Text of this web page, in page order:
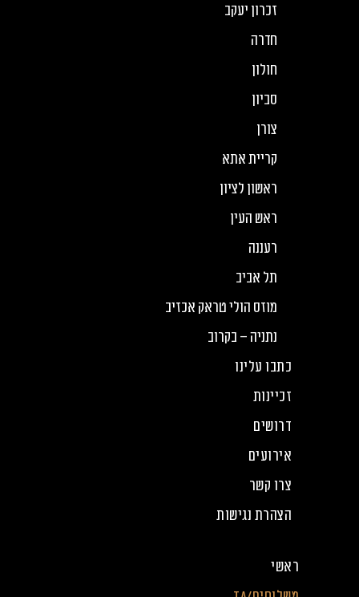
זכרון יעקב
חדרה
חולון
סביון
צורן
קריית אתא
ראשון לציון
ראש העין
רעננה
תל אביב
מוזס הולי טראק אכזיב
נתניה – בקרוב
כתבו עלינו
זכיינות
דרושים
אירועים
צרו קשר
הצהרת נגישות
ראשי